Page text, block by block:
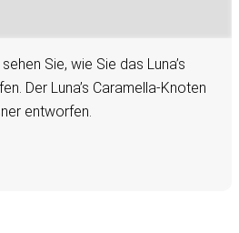
Sie, wie Sie das Luna’s
Der Luna’s Caramella-Knoten
entworfen.